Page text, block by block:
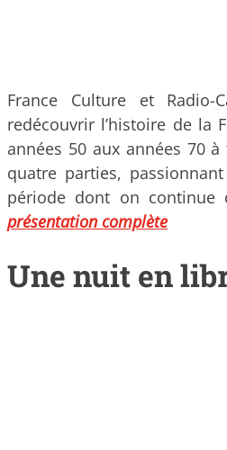
France Culture et Radio-
redécouvrir l’histoire de la
années 50 aux années 70
quatre parties,
période dont on continue
présentation complète
Une nuit en